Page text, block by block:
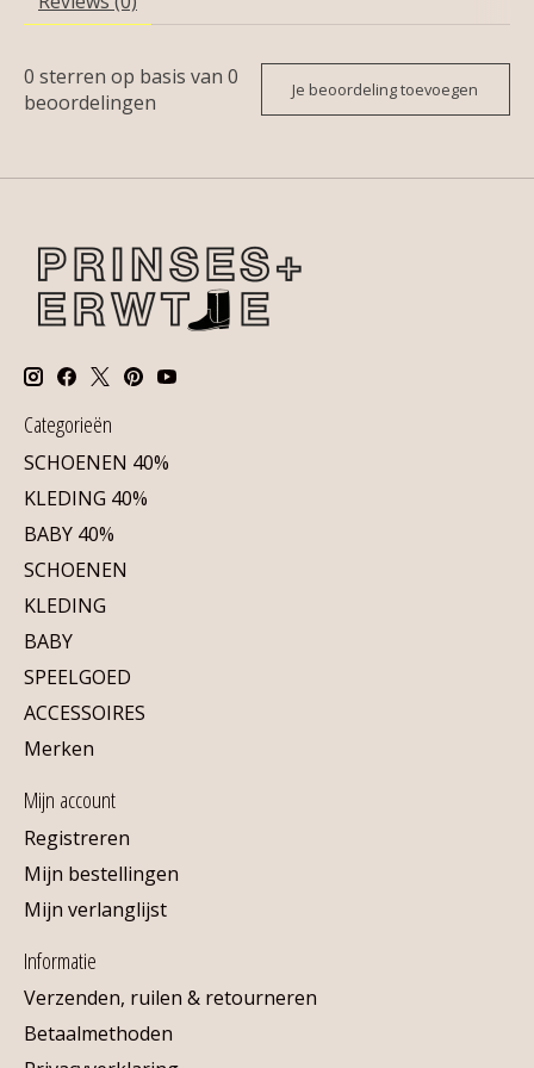
0 sterren op basis van 0
beoordelingen
Je beoordeling toevoegen
Categorieën
SCHOENEN 40%
KLEDING 40%
BABY 40%
SCHOENEN
KLEDING
BABY
SPEELGOED
ACCESSOIRES
Merken
Mijn account
Registreren
Mijn bestellingen
Mijn verlanglijst
Informatie
Verzenden, ruilen & retourneren
Betaalmethoden